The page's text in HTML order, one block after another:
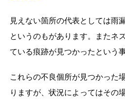
見えない箇所の代表としては雨
というのもがあります。またネ
ている痕跡が見つかったという
これらの不良個所が見つかった
りますが、状況によってはその